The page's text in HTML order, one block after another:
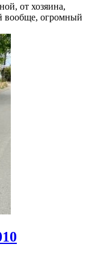
от хозяина,
вообще, огромный